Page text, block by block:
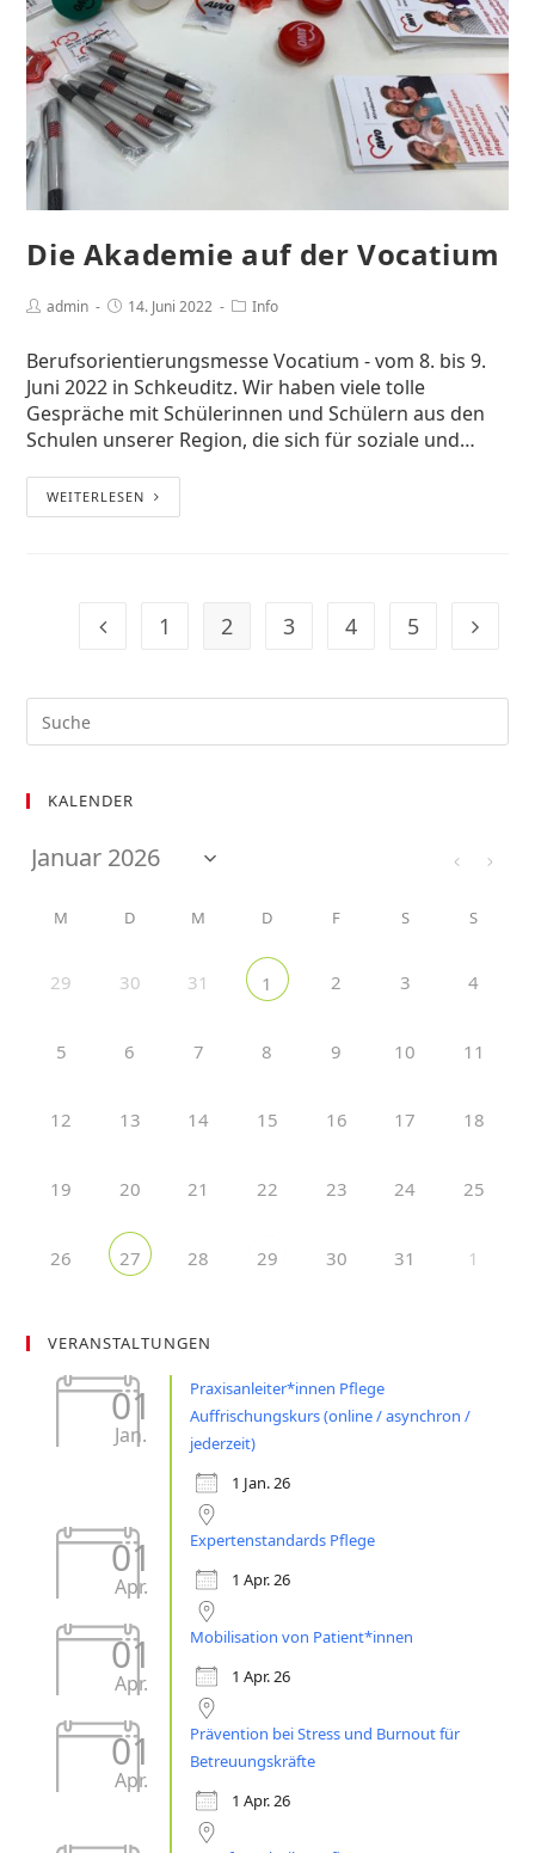
Die Akademie auf der Vocatium
admin 14. Juni 2022 Info
Berufsorientierungsmesse Vocatium - vom 8. bis 9.
Juni 2022 in Schkeuditz. Wir haben viele tolle
Gespräche mit Schülerinnen und Schülern aus den
Schulen unserer Region, die sich für soziale und…
WEITERLESEN
1 2 3 4 5
KALENDER
M D M D F S S
29 30 31 1 2 3 4
5 6 7 8 9 10 11
12 13 14 15 16 17 18
19 20 21 22 23 24 25
26 27 28 29 30 31 1
VERANSTALTUNGEN
01
Jan.
Praxisanleiter*innen Pflege
Auffrischungskurs (online / asynchron /
jederzeit)
1 Jan. 26
01
Apr.
Expertenstandards Pflege
1 Apr. 26
01
Apr.
Mobilisation von Patient*innen
1 Apr. 26
01
Apr.
Prävention bei Stress und Burnout für
Betreuungskräfte
1 Apr. 26